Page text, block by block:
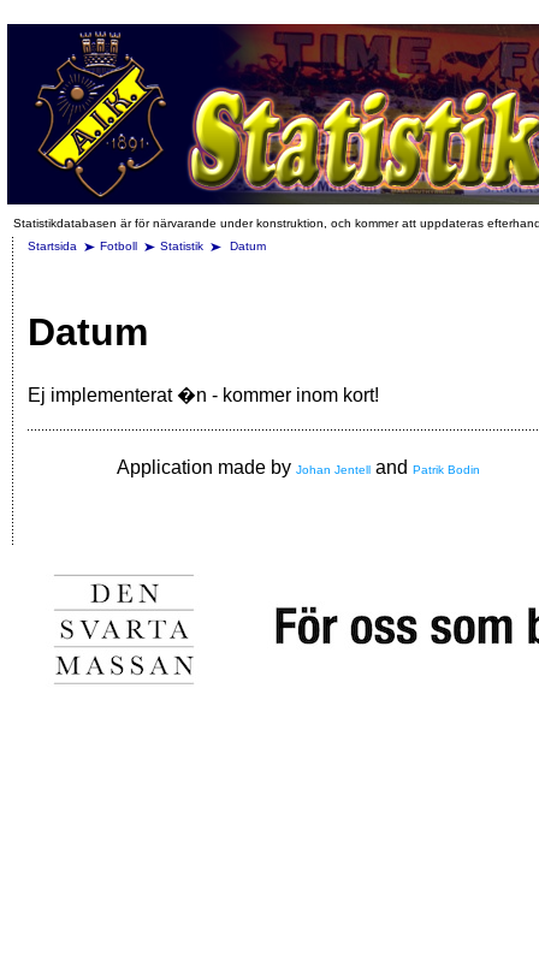
Statistikdatabasen är för närvarande under konstruktion, och kommer att uppdateras
Startsida
Fotboll Statistik Datum
Datum
Ej implementerat �n - kommer inom kort!
Application made by Johan Jentell and Patrik Bodin